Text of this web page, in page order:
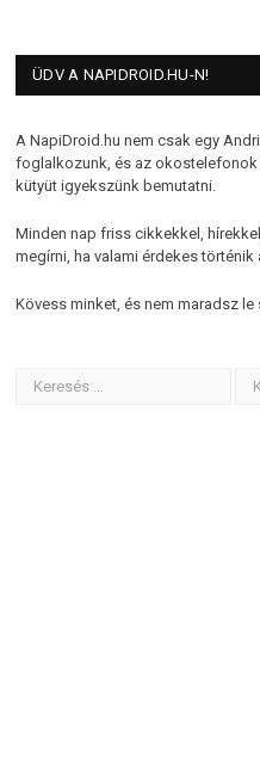
ÜDV A NAPIDROID.HU-N!
A NapiDroid.hu nem csak egy
foglalkozunk, és az
kütyüt igyekszünk bemutatni.
Minden nap friss cikkekkel,
megírni, ha valami érdekes történik
Kövess minket, és nem maradsz le